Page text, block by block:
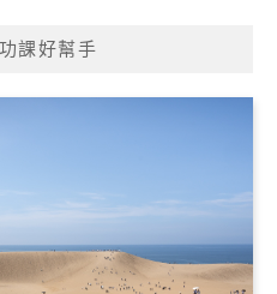
課好幫手